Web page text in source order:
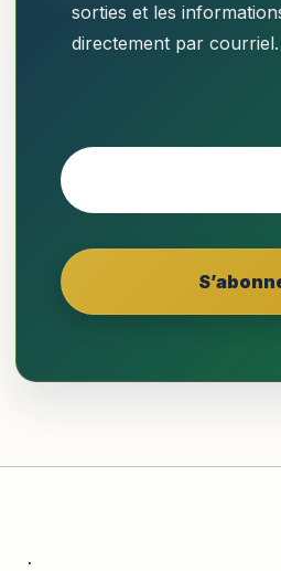
sorties et les
directement par courriel.
.